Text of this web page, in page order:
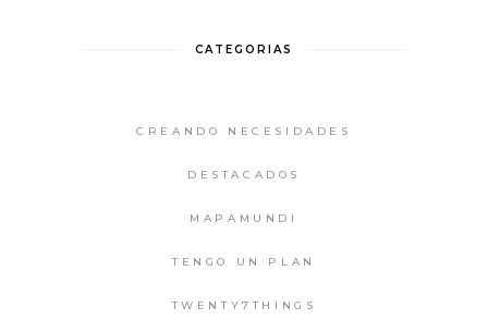
CATEGORIAS
CREANDO NECESIDADES
DESTACADOS
MAPAMUNDI
TENGO UN PLAN
TWENTY7THINGS